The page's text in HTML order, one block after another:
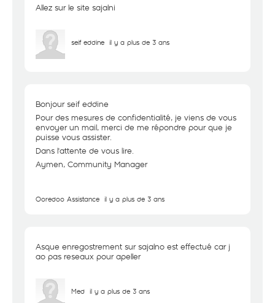
Allez sur le site sajalni
seif eddine il y a plus de 3 ans
Bonjour seif eddine
Pour des mesures de confidentialité, je viens de vous
envoyer un mail, merci de me répondre pour que je
puisse vous assister.
Dans l'attente de vous lire.
Aymen, Community Manager
Ooredoo Assistance il y a plus de 3 ans
Asque enregostrement sur sajalno est effectué car j
ao pas reseaux pour apeller
Med il y a plus de 3 ans